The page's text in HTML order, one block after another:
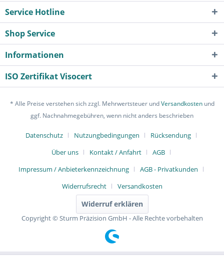
Service Hotline
Shop Service
Informationen
ISO Zertifikat Visocert
* Alle Preise verstehen sich zzgl. Mehrwertsteuer undVersandkostenund
ggf. Nachnahmegebühren, wenn nicht anders beschrieben
Datenschutz Nutzungbedingungen
Rücksendung
Über uns
Kontakt / Anfahrt
AGB
Impressum / Anbieterkennzeichnung
AGB - Privatkunden
Widerrufsrecht
Versandkosten
Widerruf erklären
Copyright © Sturm Präzision GmbH - Alle Rechte vorbehalten